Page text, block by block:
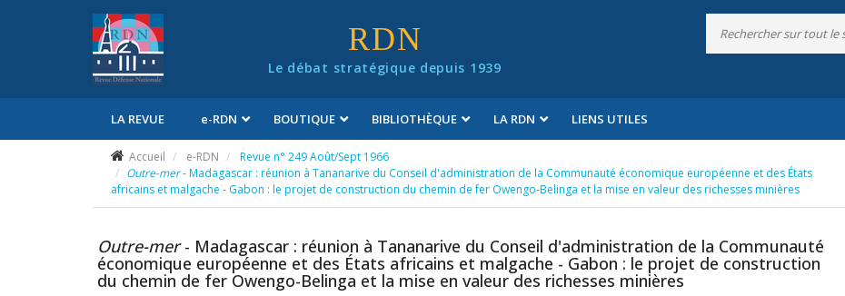
RDN
Le débat stratégique depuis 1939
LA REVUE e-RDN BOUTIQUE BIBLIOTHÈQUE LA RDN LIENS UTILES
Accueil e-RDN
Revue n° 249 Août/Sept 1966
Outre-mer- Madagascar : réunion à Tananarive du Conseil d'administration de la Communauté économique européenne et des États
africains et malgache - Gabon : le projet de construction du chemin de fer Owengo-Belinga et la mise en valeur des richesses minières
Outre-mer- Madagascar : réunion à Tananarive du Conseil d'administration de la Communauté
économique européenne et des États africains et malgache - Gabon : le projet de construction
du chemin de fer Owengo-Belinga et la mise en valeur des richesses minières